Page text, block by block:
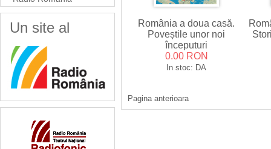
Un site al
România a doua casă.
Poveștile unor noi
începuturi
0.00 RON
In stoc: DA
Pagina anterioara